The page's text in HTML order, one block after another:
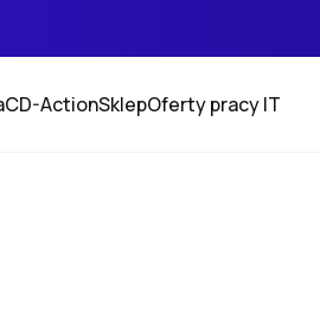
CD-ActionSklepOferty pracy IT